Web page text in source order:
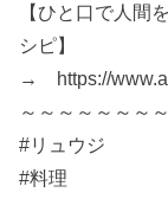
【ひと口で人間
シピ】
→ https://
～～～～～～～
#リュウジ
#料理